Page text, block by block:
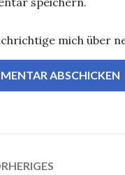
mich über